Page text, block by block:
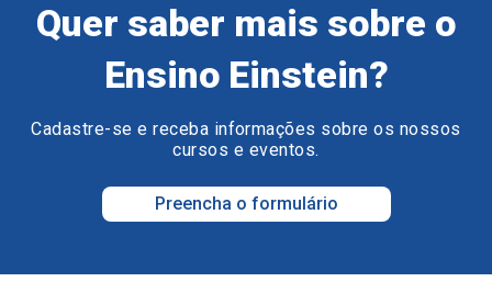
Quer saber mais sobre o
Ensino Einstein?
Cadastre-se e receba informações sobre os nossos
cursos e eventos.
Preencha o formulário